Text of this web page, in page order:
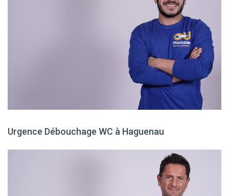
Urgence Débouchage WC à Haguenau